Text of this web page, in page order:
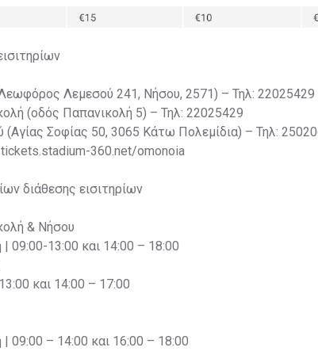
Λεμεσού 241, Νήσου, 2571) – Τηλ: 22025429
(οδός Παπανικολή 5) – Τηλ: 22025429
(Αγίας Σοφίας 50, 3065 Κάτω Πολεμίδια) – Τηλ:
360.net/omonoia
διάθεσης εισιτηρίων
& Νήσου
09:00-13:00 και 14:00 – 18:00
και 14:00 – 17:00
09:00 – 14:00 και 16:00 – 18:00